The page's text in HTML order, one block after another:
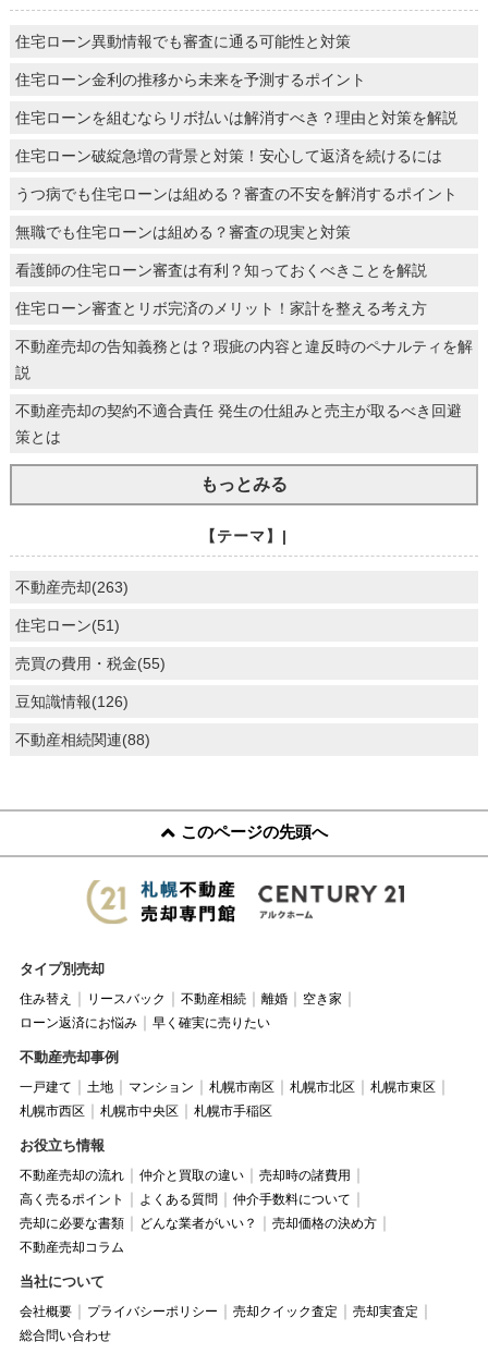
住宅ローン異動情報でも審査に通る可能性と対策
住宅ローン金利の推移から未来を予測するポイント
住宅ローンを組むならリボ払いは解消すべき？理由と対策を解説
住宅ローン破綻急増の背景と対策！安心して返済を続けるには
うつ病でも住宅ローンは組める？審査の不安を解消するポイント
無職でも住宅ローンは組める？審査の現実と対策
看護師の住宅ローン審査は有利？知っておくべきことを解説
住宅ローン審査とリボ完済のメリット！家計を整える考え方
不動産売却の告知義務とは？瑕疵の内容と違反時のペナルティを解
説
不動産売却の契約不適合責任 発生の仕組みと売主が取るべき回避
策とは
もっとみる
【テーマ】|
不動産売却(263)
住宅ローン(51)
売買の費用・税金(55)
豆知識情報(126)
不動産相続関連(88)
このページの先頭へ
タイプ別売却
住み替え リースバック 不動産相続 離婚
空き家
ローン返済にお悩み
早く確実に売りたい
不動産売却事例
一戸建て 土地 マンション 札幌市南区 札幌市北区
札幌市東区
札幌市西区
札幌市中央区 札幌市手稲区
お役立ち情報
不動産売却の流れ 仲介と買取の違い
売却時の諸費用
高く売るポイント
よくある質問
仲介手数料について
売却に必要な書類
どんな業者がいい？
売却価格の決め方
不動産売却コラム
当社について
会社概要 プライバシーポリシー 売却クイック査定
売却実査定
総合問い合わせ